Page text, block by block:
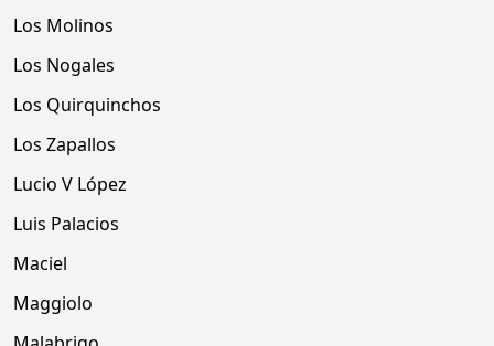
Los Molinos
Los Nogales
Los Quirquinchos
Los Zapallos
Lucio V López
Luis Palacios
Maciel
Maggiolo